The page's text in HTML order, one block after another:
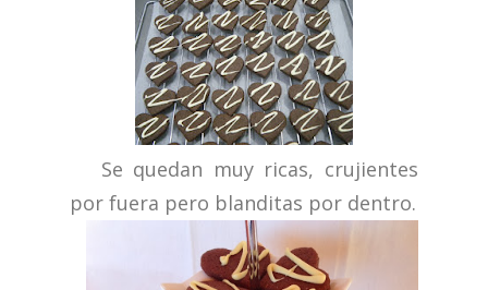
Se quedan muy ricas, crujientes
por fuera pero blanditas por dentro.